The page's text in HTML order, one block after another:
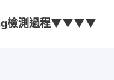
檢測過程▼▼▼▼